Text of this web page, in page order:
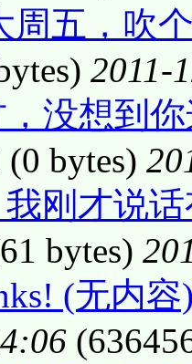
周五，吹
2011-
，没想到
(0 bytes)
刚才说
bytes)
(无内容